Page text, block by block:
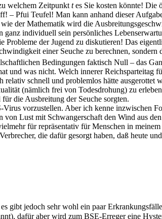
welchem Zeitpunkt tes Sie kosten könnte! Die
– Pfui Teufel! Man kann anhand dieser
der Mathematik wird die
individuell sein persönliches
der Jugend zu diskutieren! Das
einer Seuche zu berechnen,
Bedingungen faktisch Null – das
und was nicht. Welch innerer
schnell und problemlos hätte ausgerottet
(nämlich frei von Todesdrohung) zu
die Ausbreitung der Seuche sorgten.
vorzustellen. Aber ich kenne inzwischen
Lust mit Schwangerschaft den Wind aus
für repräsentativ für Menschen in
die dafür gesorgt haben, daß heute
gibt jedoch sehr wohl ein paar
dafür aber wird zum BSE-Erreger eine